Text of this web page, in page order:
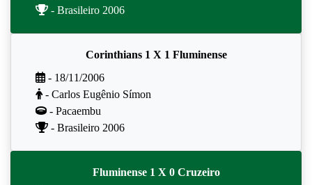
- Brasileiro 2006
Corinthians 1 X 1 Fluminense
- 18/11/2006
- Carlos Eugênio Símon
- Pacaembu
- Brasileiro 2006
Fluminense 1 X 0 Cruzeiro